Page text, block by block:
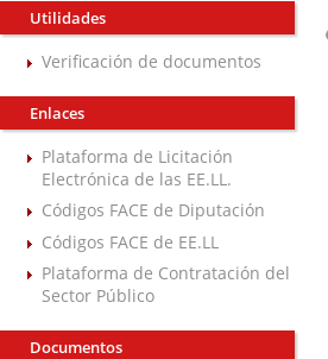
Utilidades
Verificación de documentos
Enlaces
Plataforma de Licitación
Electrónica de las EE.LL.
Códigos FACE de Diputación
Códigos FACE de EE.LL
Plataforma de Contratación del
Sector Público
Documentos